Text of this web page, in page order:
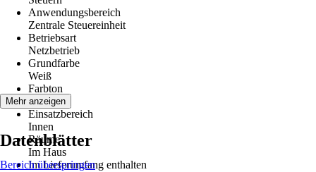
Anwendungsbereich
Zentrale Steuereinheit
Betriebsart
Netzbetrieb
Grundfarbe
Weiß
Farbton
Weiß
Einsatzbereich
Innen
Räume
Im Haus
Im Lieferumfang enthalten
Mehr anzeigen
Datenblätter
Bereich überspringen